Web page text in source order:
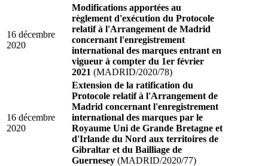
16 décembre
2020
Modifications apportées au
règlement d'exécution du Protocole
relatif à l'Arrangement de Madrid
concernant l'enregistrement
international des marques entrant en
vigueur à compter du 1er février
2021 (MADRID/2020/78)
16 décembre
2020
Extension de la ratification du
Protocole relatif à l'Arrangement de
Madrid concernant l'enregistrement
international des marques par le
Royaume Uni de Grande Bretagne et
d'Irlande du Nord aux territoires de
Gibraltar et du Bailliage de
Guernesey (MADRID/2020/77)